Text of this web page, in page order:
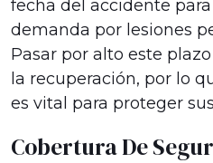
fecha del accidente
demanda por lesiones
Pasar por alto este
la recuperación, por lo
es vital para proteger
Cobertura De